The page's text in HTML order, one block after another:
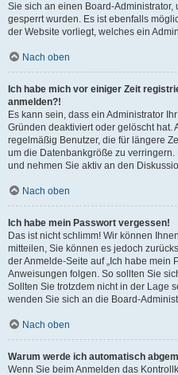
Sie sich an einen Board-
gesperrt wurden. Es ist ebenfalls
der Website vorliegt, welches ein
Nach oben
Ich habe mich vor einiger Zeit
anmelden?!
Es kann sein, dass ein Administrator
Gründen deaktiviert oder gelöscht hat.
regelmäßig Benutzer, die für längere
um die Datenbankgröße zu
und nehmen Sie aktiv an den
Nach oben
Ich habe mein Passwort vergessen!
Das ist nicht schlimm! Wir können
mitteilen, Sie können es jedoch
der Anmelde-Seite auf „Ich habe mein
Anweisungen folgen. So sollten Sie
Sollten Sie trotzdem nicht in der Lage
wenden Sie sich an die Board-
Nach oben
Warum werde ich automatisch
Wenn Sie beim Anmelden das